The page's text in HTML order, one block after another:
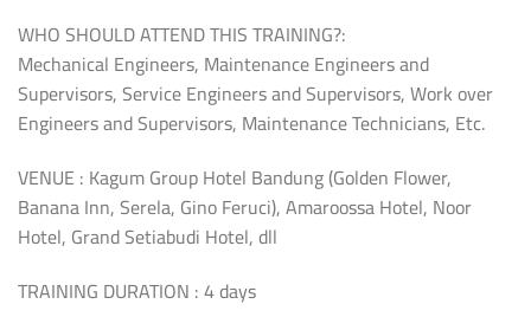
WHO SHOULD ATTEND THIS TRAINING?:
Mechanical Engineers, Maintenance Engineers and
Supervisors, Service Engineers and Supervisors, Work over
Engineers and Supervisors, Maintenance Technicians, Etc.
VENUE : Kagum Group Hotel Bandung (Golden Flower,
Banana Inn, Serela, Gino Feruci), Amaroossa Hotel, Noor
Hotel, Grand Setiabudi Hotel, dll
TRAINING DURATION : 4 days